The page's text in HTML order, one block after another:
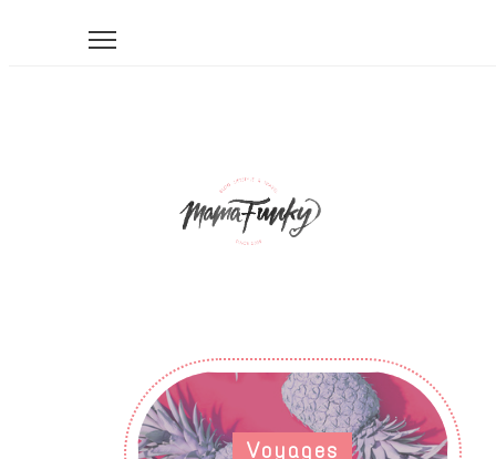
Voyages